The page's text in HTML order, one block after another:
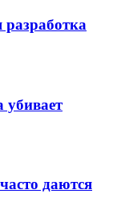
разработка
убивает
даются